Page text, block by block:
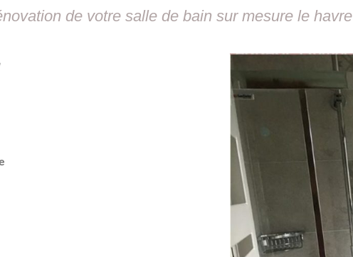
de votre salle de bain sur mesure le havre